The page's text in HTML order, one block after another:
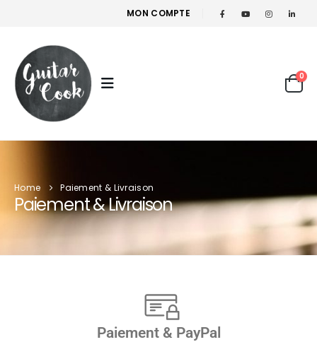
MON COMPTE
0
Home Paiement & Livraison
Paiement & Livraison
Paiement & PayPal